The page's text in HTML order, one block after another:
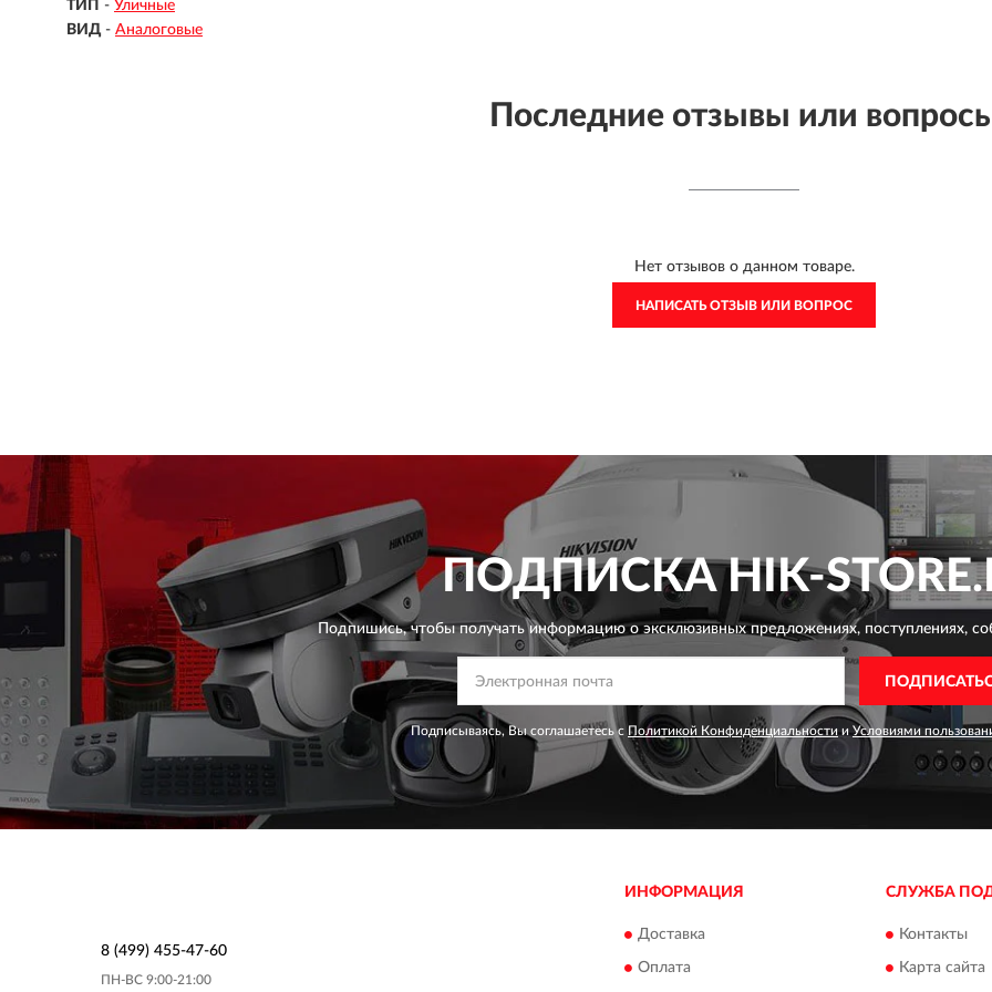
ТИП - Уличные
ВИД - Аналоговые
Последние отзывы или
Нет отзывов о данном товаре.
НАПИСАТЬ ОТЗЫВ ИЛИ ВОПРОС
ПОДПИСКАHIK-
Подпишись, чтобы получать информацию о эксклюзивных предложениях,поступлениях,
Подписываясь, Вы соглашаетесь с Политикой Конфиденциальности иУсловиями
8 (499) 455-47-60
ПН-ВС 9:00-21:00
ИНФОРМАЦИЯ
Доставка
Оплата
СЛУЖБА
Контакты
Карта сайта